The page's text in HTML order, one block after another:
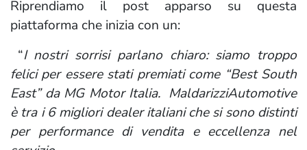
Riprendiamo il post apparso su questa
piattaforma che inizia con un:
“I nostri sorrisi parlano chiaro: siamo troppo
felici per essere stati premiati come “Best South
East” da MG Motor Italia. MaldarizziAutomotive
è tra i 6 migliori dealer italiani che si sono distinti
per performance di vendita e eccellenza nel